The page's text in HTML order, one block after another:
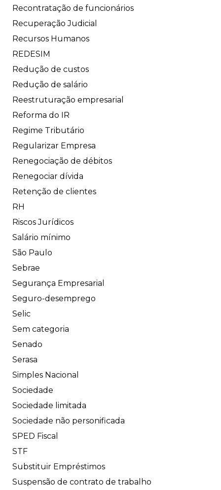
Recontratação de funcionários
Recuperação Judicial
Recursos Humanos
REDESIM
Redução de custos
Redução de salário
Reestruturação empresarial
Reforma do IR
Regime Tributário
Regularizar Empresa
Renegociação de débitos
Renegociar dívida
Retenção de clientes
RH
Riscos Jurídicos
Salário mínimo
São Paulo
Sebrae
Segurança Empresarial
Seguro-desemprego
Selic
Sem categoria
Senado
Serasa
Simples Nacional
Sociedade
Sociedade limitada
Sociedade não personificada
SPED Fiscal
STF
Substituir Empréstimos
Suspensão de contrato de trabalho